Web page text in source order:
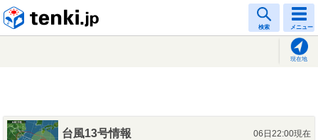
検索 メニュー
現在地
台風13号情報
06日22:00現在